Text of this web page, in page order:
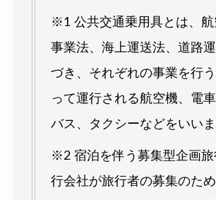
※1 公共交通乗用具とは、航
事業法、海上運送法、道路
づき、それぞれの事業を行
って運行される航空機、電車
バス、タクシーなどをいいま
※2 宿泊を伴う募集型企画旅
行会社が旅行者の募集のた